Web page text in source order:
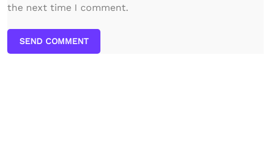
the next time I comment.
SEND COMMENT